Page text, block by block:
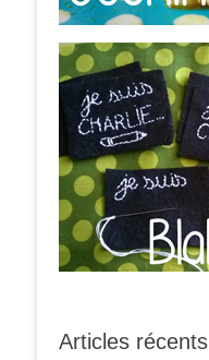
Articles récents